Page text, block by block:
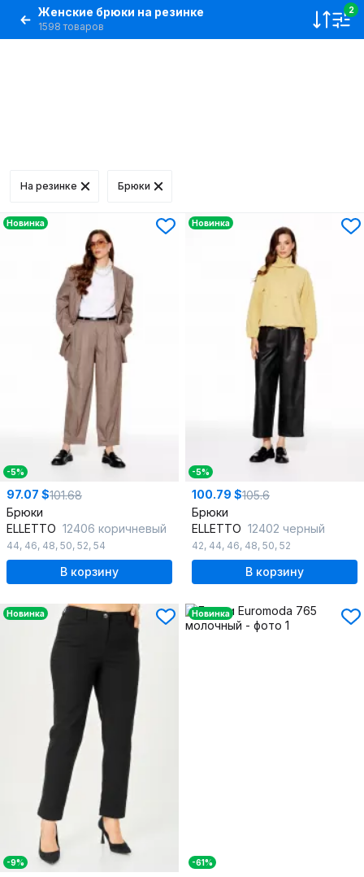
Женские брюки на резинке
1598 товаров
2
На резинке Брюки
Новинка
-5%
97.07 $101.68
Брюки
ELLETTO 12406 коричневый
44, 46, 48, 50, 52, 54
В корзину
Новинка
-5%
100.79 $105.6
Брюки
ELLETTO 12402 черный
42, 44, 46, 48, 50, 52
В корзину
Новинка
-9%
Новинка
-61%